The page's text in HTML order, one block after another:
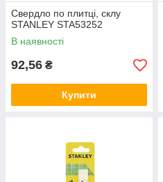
Свердло по плитці, склу
STANLEY STA53252
В наявності
92,56 ₴
Купити